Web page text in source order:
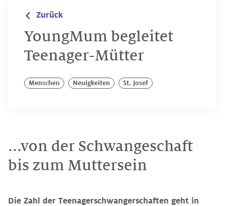
Zurück
YoungMum begleitet
Teenager-Mütter
Menschen Neuigkeiten St. Josef
...von der Schwangeschaft
bis zum Muttersein
Die Zahl der Teenagerschwangerschaften geht in